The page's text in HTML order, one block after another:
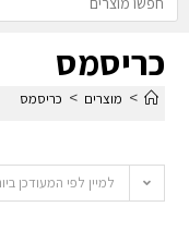
כריסמס
> מוצרים > כריסמס
למיין לפי המעודכן